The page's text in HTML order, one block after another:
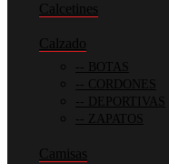
Calcetines
Calzado
BOTAS
CORDONES
DEPORTIVAS
ZAPATOS
Camisas